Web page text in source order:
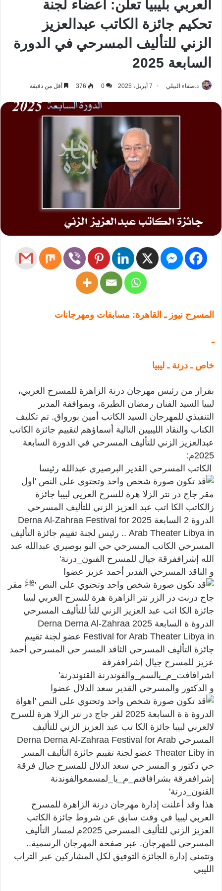
العربي بليبيا تعلن: أعضاء لجنة
تحكيم جائزة الكاتب عبدالعزيز
الزني للتأليف المسرحي في الدورة
السابعة 2025
د.صفاء البيلي 7 أبريل، 2025 0
376 أقل من دقيقة
المسرح نيوز ـ القاهرة: مسابفات ومهرجانات
ـ
خاص ـ درنة ـ ليبيا
بقرار من رئيس مهرجان درنة الزاهرة للمسرح العربي،
ليبيا السيد الفنان رمضان الطيرة، وبموافقة المدير
التنفيذي للمهرجان السيد الكاتب أمين بورواق. تم تكليف
الكناب والنقاد الليبيين التالية أسماؤهم لتقييم جائزة الكاتب
عبدالعزيز الزني للتأليف المسرحي في الدورة السابعة
2025م:
الكاتب المسرحي القدير البرصيري عبدالله رئيسا
و الناقد المسرحي القدير أحمد عزيز عضوا
و الدكتور والمسرحي القدير سعد الدلال عضوا
هذا وقد أعلنت إدارة مهرجان درنة الزاهرة للمسرح
العربي ليبيا في وقت سابق عن شروط جائزة الكاتب
العزيز الزني للتأليف المسرحي 2025م لمسار التأليف
المسرحي للمهرجان. عبر صفحة المهرجان الرسمية..
وتتمنى إدارة الجائزة التوفيق لكل المشاركين عبر التراب
الليبي